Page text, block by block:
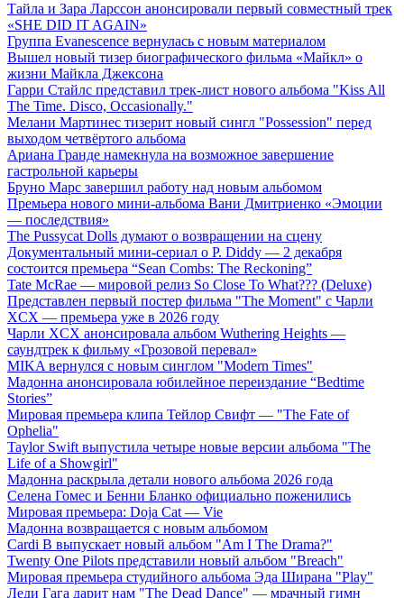
Тайла и Зара Ларссон анонсировали первый совместный трек
«SHE DID IT AGAIN»
Группа Evanescence вернулась с новым материалом
Вышел новый тизер биографического фильма «Майкл» о
жизни Майкла Джексона
Гарри Стайлс представил трек-лист нового альбома "Kiss All
The Time. Disco, Occasionally."
Мелани Мартинес тизерит новый сингл "Possession" перед
выходом четвёртого альбома
Ариана Гранде намекнула на возможное завершение
гастрольной карьеры
Бруно Марс завершил работу над новым альбомом
Премьера нового мини-альбома Вани Дмитриенко «Эмоции
— последствия»
The Pussycat Dolls думают о возвращении на сцену
Документальный мини-сериал о P. Diddy — 2 декабря
состоится премьера “Sean Combs: The Reckoning”
Tate McRae — мировой релиз So Close To What??? (Deluxe)
Представлен первый постер фильма "The Moment" с Чарли
XCX — премьера уже в 2026 году
Чарли XCX анонсировала альбом Wuthering Heights —
саундтрек к фильму «Грозовой перевал»
MIKA вернулся с новым синглом "Modern Times"
Мадонна анонсировала юбилейное переиздание “Bedtime
Stories”
Мировая премьера клипа Тейлор Свифт — "The Fate of
Ophelia"
Taylor Swift выпустила четыре новые версии альбома "The
Life of a Showgirl"
Мадонна раскрыла детали нового альбома 2026 года
Селена Гомес и Бенни Бланко официально поженились
Мировая премьера: Doja Cat — Vie
Мадонна возвращается с новым альбомом
Cardi B выпускает новый альбом "Am I The Drama?"
Twenty One Pilots представили новый альбом "Breach"
Мировая премьера студийного альбома Эда Ширана "Play"
Леди Гага дарит нам "The Dead Dance" — мрачный гимн